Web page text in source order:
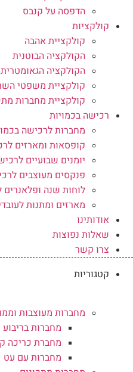
הדפסה על קנבס
קולקציות
קולקציית אהבה
הקולקציה הבוטנית
הקולקציה הגאומטרית
קולקציית משפטי
קולקציית מחברות
רכישה בכמויות
מחברות לרכישה
קופסאות ומארזים
יומנים שבועיים
פנקסים מעוצבים
לוחות שנה ופלאנרים
מארזים ומתנות
אודותינו
שאלות נפוצות
צרו קשר
קטגוריות
מחברות מעוצבות
מחברות בריבוע
מחברת כריכה
מחברות עם עט